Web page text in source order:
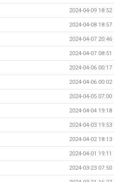
2024-04-09 18:52
2024-04-08 18:57
2024-04-07 20:46
2024-04-07 08:51
2024-04-06 00:17
2024-04-06 00:02
2024-04-05 07:00
2024-04-04 19:18
2024-04-03 19:53
2024-04-02 18:13
2024-04-01 19:11
2024-03-23 07:50